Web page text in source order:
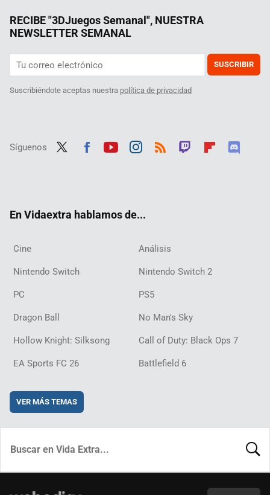
RECIBE "3DJuegos Semanal", NUESTRA
NEWSLETTER SEMANAL
SUSCRIBIR
Suscribiéndote aceptas nuestra política de privacidad
Síguenos
En Vidaextra hablamos de...
Cine Análisis
Nintendo Switch Nintendo Switch 2
PC PS5
Dragon Ball No Man's Sky
Hollow Knight: Silksong Call of Duty: Black Ops 7
EA Sports FC 26 Battlefield 6
VER MÁS TEMAS